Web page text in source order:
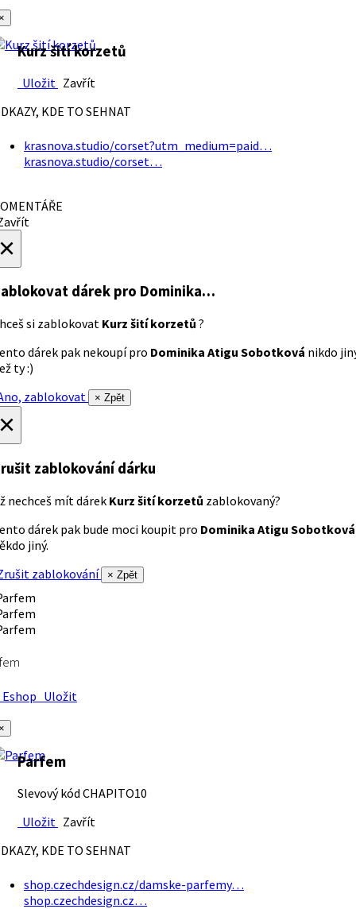
Kurz šití korzetů
Uložit Zavřít
KDE TO SEHNAT
krasnova.studio/corset?utm_medium=paid…
krasnova.studio/corset…
dárek pro Dominika…
si zablokovat Kurz šití korzetů ?
dárek pak nekoupí pro Dominika Atigu Sobotková nikdo
ty :)
zablokovat
× Zpět
zablokování dárku
nechceš mít dárek Kurz šití korzetů zablokovaný?
dárek pak bude moci koupit pro Dominika Atigu Sobotková
jiný.
zablokování
× Zpět
Uložit
Parfem
Slevový kód CHAPITO10
Uložit Zavřít
KDE TO SEHNAT
shop.czechdesign.cz/damske-parfemy…
shop.czechdesign.cz…